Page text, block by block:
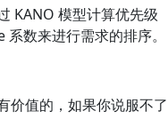
KANO 模型计算优先级
数来进行需求的排序。
价值的，如果你说服不了